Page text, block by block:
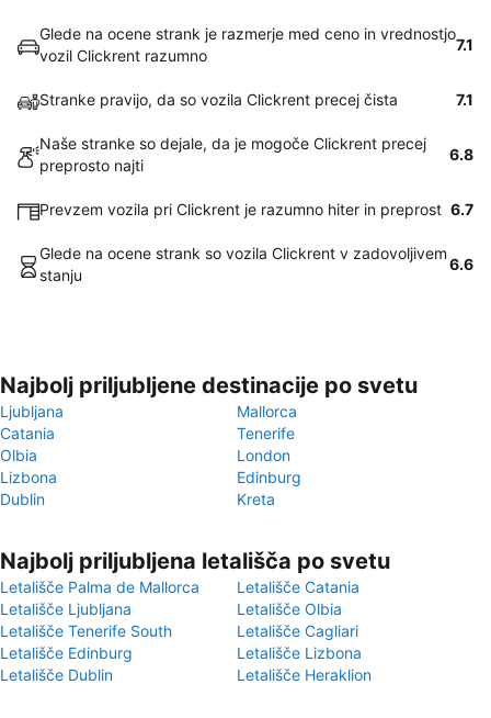
Glede na ocene strank je razmerje med ceno in vrednostjo
vozil Clickrent razumno
7.1
Stranke pravijo, da so vozila Clickrent precej čista 7.1
Naše stranke so dejale, da je mogoče Clickrent precej
preprosto najti
6.8
Prevzem vozila pri Clickrent je razumno hiter in preprost 6.7
Glede na ocene strank so vozila Clickrent v zadovoljivem
stanju
6.6
Najbolj priljubljene destinacije po svetu
Ljubljana
Mallorca
Catania
Tenerife
Olbia
London
Lizbona
Edinburg
Dublin
Kreta
Najbolj priljubljena letališča po svetu
Letališče Palma de Mallorca
Letališče Catania
Letališče Ljubljana
Letališče Olbia
Letališče Tenerife South
Letališče Cagliari
Letališče Edinburg
Letališče Lizbona
Letališče Dublin
Letališče Heraklion